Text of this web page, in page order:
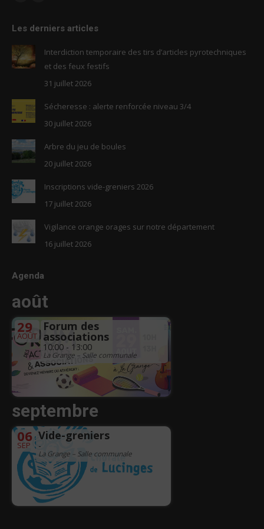
opens
in
new
opens
new
window
Les derniers articles
Interdiction temporaire des tirs d’articles pyrotechniques
et des feux festifs
31 juillet 2026
Sécheresse : alerte renforcée niveau 3/4
30 juillet 2026
Arbre du jeu de boules
20 juillet 2026
Inscriptions vide-greniers 2026
17 juillet 2026
Vigilance orange orages sur notre département
16 juillet 2026
Agenda
août
29
AOÛT
Forum des
associations
10:00 - 13:00
La Grange – Salle communale
septembre
06
SEP
Vide-greniers
-
La Grange – Salle communale